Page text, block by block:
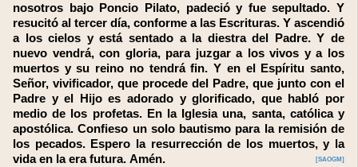
nosotros bajo Poncio Pilato, padeció y fue sepultado. Y
resucitó al tercer día, conforme a las Escrituras. Y ascendió
a los cielos y está sentado a la diestra del Padre. Y de
nuevo vendrá, con gloria, para juzgar a los vivos y a los
muertos y su reino no tendrá fin. Y en el Espíritu santo,
Señor, vivificador, que procede del Padre, que junto con el
Padre y el Hijo es adorado y glorificado, que habló por
medio de los profetas. En la Iglesia una, santa, católica y
apostólica. Confieso un solo bautismo para la remisión de
los pecados. Espero la resurrección de los muertos, y la
vida en la era futura.
[SAOGM]
Amén.